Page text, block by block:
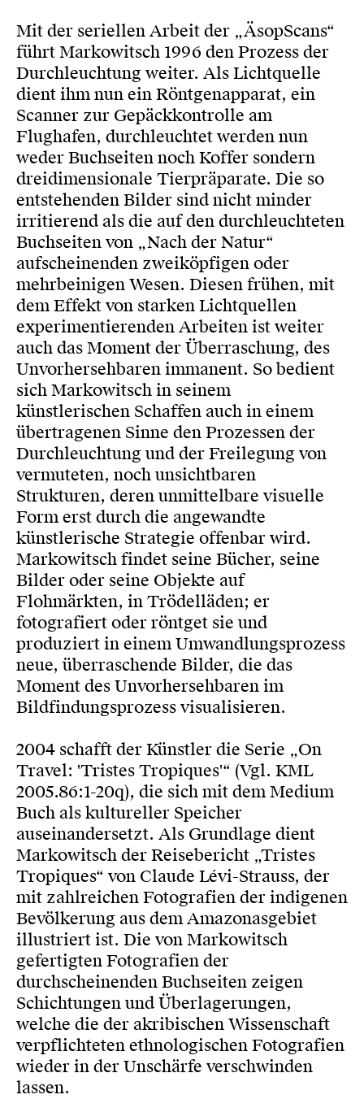
Mit der seriellen Arbeit der „ÄsopScans“
führt Markowitsch 1996 den Prozess der
Durchleuchtung weiter. Als Lichtquelle
dient ihm nun ein Röntgenapparat, ein
Scanner zur Gepäckkontrolle am
Flughafen, durchleuchtet werden nun
weder Buchseiten noch Koffer sondern
dreidimensionale Tierpräparate. Die so
entstehenden Bilder sind nicht minder
irritierend als die auf den durchleuchteten
Buchseiten von „Nach der Natur“
aufscheinenden zweiköpfigen oder
mehrbeinigen Wesen. Diesen frühen, mit
dem Effekt von starken Lichtquellen
experimentierenden Arbeiten ist weiter
auch das Moment der Überraschung, des
Unvorhersehbaren immanent. So bedient
sich Markowitsch in seinem
künstlerischen Schaffen auch in einem
übertragenen Sinne den Prozessen der
Durchleuchtung und der Freilegung von
vermuteten, noch unsichtbaren
Strukturen, deren unmittelbare visuelle
Form erst durch die angewandte
künstlerische Strategie offenbar wird.
Markowitsch findet seine Bücher, seine
Bilder oder seine Objekte auf
Flohmärkten, in Trödelläden; er
fotografiert oder röntget sie und
produziert in einem Umwandlungsprozess
neue, überraschende Bilder, die das
Moment des Unvorhersehbaren im
Bildfindungsprozess visualisieren.
2004 schafft der Künstler die Serie „On
Travel: 'Tristes Tropiques'“ (Vgl. KML
2005.86:1-20q), die sich mit dem Medium
Buch als kultureller Speicher
auseinandersetzt. Als Grundlage dient
Markowitsch der Reisebericht „Tristes
Tropiques“ von Claude Lévi-Strauss, der
mit zahlreichen Fotografien der indigenen
Bevölkerung aus dem Amazonasgebiet
illustriert ist. Die von Markowitsch
gefertigten Fotografien der
durchscheinenden Buchseiten zeigen
Schichtungen und Überlagerungen,
welche die der akribischen Wissenschaft
verpflichteten ethnologischen Fotografien
wieder in der Unschärfe verschwinden
lassen.